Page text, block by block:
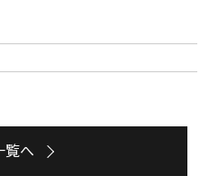
覧へ